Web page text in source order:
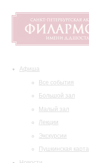
Афиша
Все события
Большой зал
Малый зал
Лекции
Экскурсии
Пушкинская карта